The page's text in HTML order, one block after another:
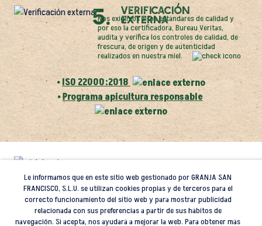
5. Verificación
externa
Nos exigimos altos estándares de calidad y
por eso la certificadora, Bureau Veritas,
audita y verifica los controles de calidad, de
frescura, de origen y de autenticidad
realizados en nuestra miel.
•ISO 22000:2018
•Programa apicultura responsable
Miel 100% de
origen
Le informamos que en este sitio web gestionado por GRANJA SAN
FRANCISCO, S.L.U. se utilizan cookies propias y de terceros para el
correcto funcionamiento del sitio web y para mostrar publicidad
relacionada con sus preferencias a partir de sus hábitos de
navegación. Si acepta, nos ayudará a mejorar la web. Para obtener más